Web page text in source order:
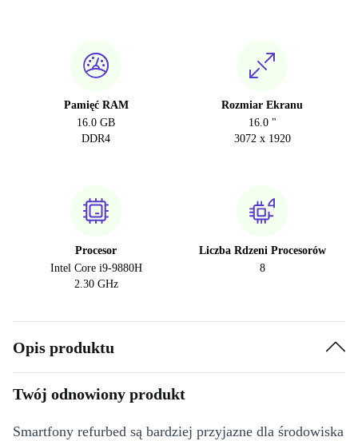
Pamięć RAM
16.0 GB
DDR4
Rozmiar Ekranu
16.0 "
3072 x 1920
Procesor
Intel Core i9-9880H
2.30 GHz
Liczba Rdzeni Procesorów
8
Opis produktu
Twój odnowiony produkt
Smartfony refurbed są bardziej przyjazne dla środowiska